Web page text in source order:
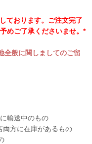
ております。ご注文完了
めご了承くださいませ。*
全般に関しましてのご留
輸送中のもの
両方に在庫があるもの